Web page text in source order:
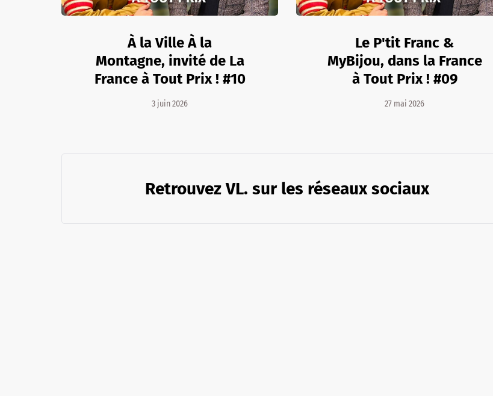
À la Ville À la
Montagne, invité de La
France à Tout Prix ! #10
3 juin 2026
Le P'tit Franc &
MyBijou, dans la France
à Tout Prix ! #09
27 mai 2026
Retrouvez VL. sur les réseaux sociaux